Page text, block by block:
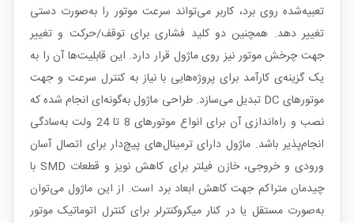
تعبیه‌شده روی برد، کاربر می‌تواند سرعت موتور را به‌صورت دستی
تغییر دهد. همچنین دو کلید فشاری برای توقف/حرکت و تغییر
جهت چرخش موتور نیز روی ماژول قرار دارد. این قابلیت‌ها آن را به
یک گزینه‌ی کارآمد برای پروژه‌هایی با نیاز به کنترل سرعت و جهت
موتورهای DC تبدیل می‌سازد. طراحی ماژول به‌گونه‌ای انجام شده که
نصب و راه‌اندازی آن برای انواع موتورهای 8 تا 24 ولت به‌سادگی
انجام‌پذیر باشد. ماژول دارای ترمینال‌های پیچ‌دار برای اتصال آسان
ورودی و خروجی، خازن فیلتر برای کاهش نویز و قطعات SMD با
چیدمان متراکم جهت کاهش ابعاد برد است. از این ماژول می‌توان
به‌صورت مستقل یا در کنار میکروکنترلر برای کنترل اتوماتیک موتور